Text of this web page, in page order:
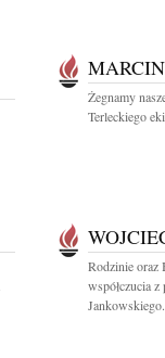
Żegnamy
Terleckiego
Rodzinie oraz
współczucia